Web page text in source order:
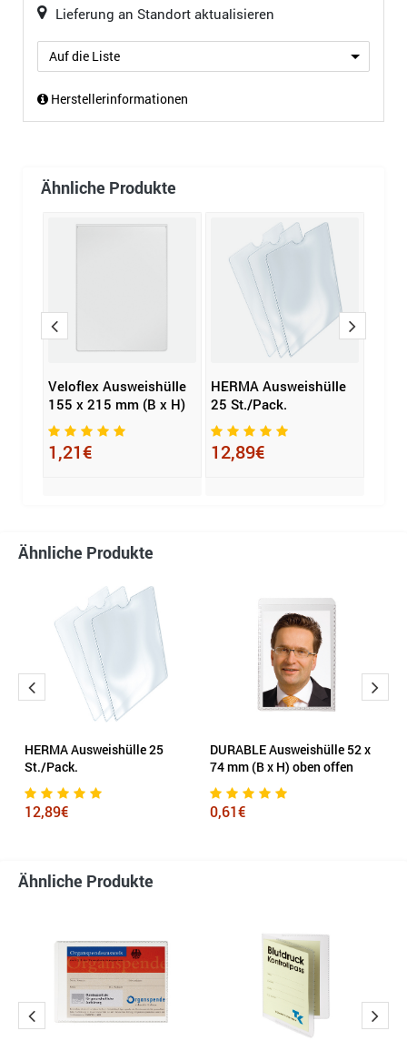
Lieferung an Standort aktualisieren
Auf die Liste
Herstellerinformationen
Ähnliche Produkte
Veloflex Ausweishülle
155 x 215 mm (B x H)
1,21€
HERMA Ausweishülle
25 St./Pack.
12,89€
Ähnliche Produkte
HERMA Ausweishülle 25
St./Pack.
12,89€
DURABLE Ausweishülle 52 x
74 mm (B x H) oben offen
0,61€
Ähnliche Produkte